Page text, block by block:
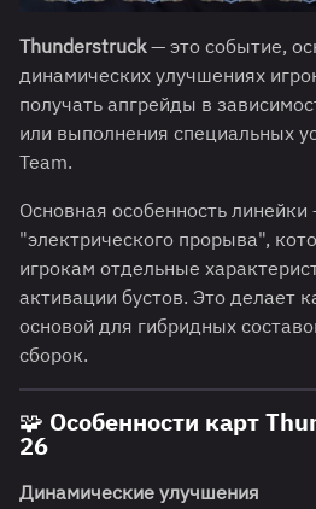
Thunderstruck— это событие,
динамических улучшениях
получать апгрейды в
или выполнения специальных
Team.
Основная особенность
"электрического прорыва",
игрокам отдельные
активации бустов. Это делает
основой для гибридных
сборок.
🧩 Особенности карт
26
Динамические улучшения